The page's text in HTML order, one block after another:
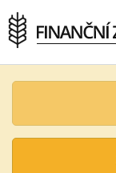
podvodu